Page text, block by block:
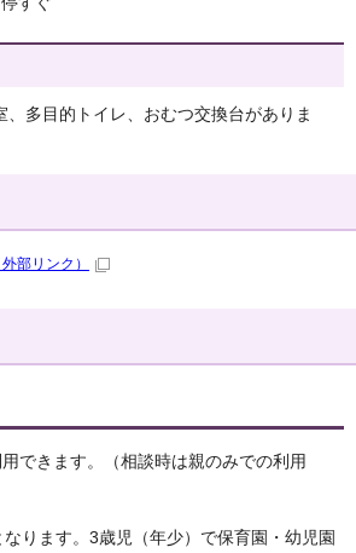
、多目的トイレ、おむつ交換台がありま
外部リンク）
できます。（相談時は親のみでの利用
ります。3歳児（年少）で保育園・幼児園